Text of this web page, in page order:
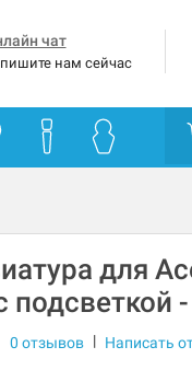
чат
нам сейчас
для
подсветкой -
0 отзывов | Написать